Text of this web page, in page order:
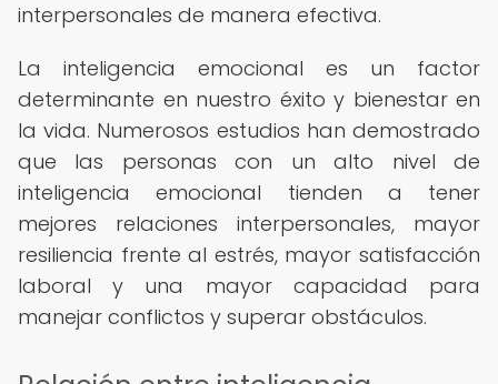
interpersonales de manera efectiva.
La inteligencia emocional es un factor
determinante en nuestro éxito y bienestar en
la vida. Numerosos estudios han demostrado
que las personas con un alto nivel de
inteligencia emocional tienden a tener
mejores relaciones interpersonales, mayor
resiliencia frente al estrés, mayor satisfacción
laboral y una mayor capacidad para
manejar conflictos y superar obstáculos.